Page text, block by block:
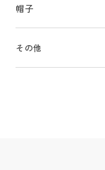
帽子
その他